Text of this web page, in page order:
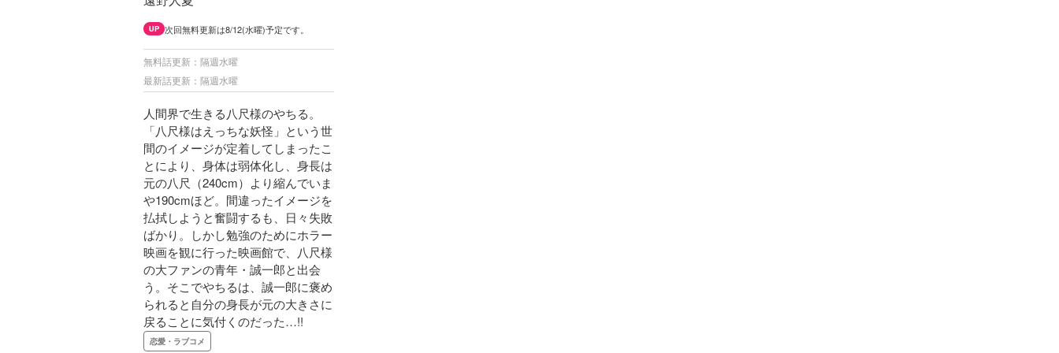
UP 次回無料更新は8/12(水曜)予定です。
無料話更新：隔週水曜
最新話更新：隔週水曜
人間界で生きる八尺様のやちる。
「八尺様はえっちな妖怪」という世
間のイメージが定着してしまったこ
とにより、身体は弱体化し、身長は
元の八尺（240cm）より縮んでいま
や190cmほど。間違ったイメージを
払拭しようと奮闘するも、日々失敗
ばかり。しかし勉強のためにホラー
映画を観に行った映画館で、八尺様
の大ファンの青年・誠一郎と出会
う。そこでやちるは、誠一郎に褒め
られると自分の身長が元の大きさに
戻ることに気付くのだった…!!
恋愛・ラブコメ